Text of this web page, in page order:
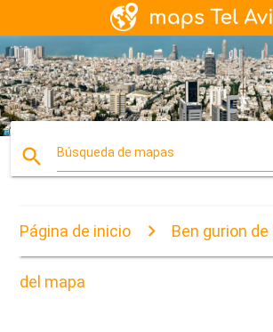
search Búsqueda de mapas
Página de inicio Ben gurion
del mapa